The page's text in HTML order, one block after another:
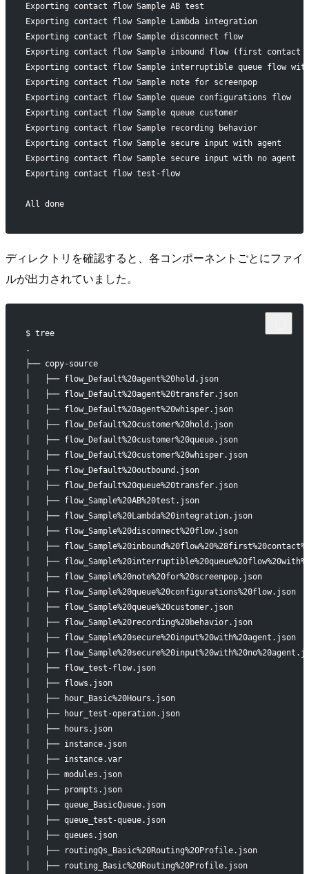
Exporting contact flow Sample AB test
Exporting contact flow Sample Lambda integration
Exporting contact flow Sample disconnect flow
Exporting contact flow Sample inbound flow (first contact
Exporting contact flow Sample interruptible queue flow
Exporting contact flow Sample note for screenpop
Exporting contact flow Sample queue configurations flow
Exporting contact flow Sample queue customer
Exporting contact flow Sample recording behavior
Exporting contact flow Sample secure input with agent
Exporting contact flow Sample secure input with no agent
Exporting contact flow test-flow
All done
ディレクトリを確認すると、各コンポーネントごとにファイ
ルが出力されていました。
$ tree
.
├── copy-source
│   ├── flow_Default%20agent%20hold.json
│   ├── flow_Default%20agent%20transfer.json
│   ├── flow_Default%20agent%20whisper.json
│   ├── flow_Default%20customer%20hold.json
│   ├── flow_Default%20customer%20queue.json
│   ├── flow_Default%20customer%20whisper.json
│   ├── flow_Default%20outbound.json
│   ├── flow_Default%20queue%20transfer.json
│   ├── flow_Sample%20AB%20test.json
│   ├── flow_Sample%20Lambda%20integration.json
│   ├── flow_Sample%20disconnect%20flow.json
│   ├──
│   ├──
│   ├── flow_Sample%20note%20for%20screenpop.json
│   ├── flow_Sample%20queue%20configurations%20flow.json
│   ├── flow_Sample%20queue%20customer.json
│   ├── flow_Sample%20recording%20behavior.json
│   ├── flow_Sample%20secure%20input%20with%20agent.json
│   ├──
│   ├── flow_test-flow.json
│   ├── flows.json
│   ├── hour_Basic%20Hours.json
│   ├── hour_test-operation.json
│   ├── hours.json
│   ├── instance.json
│   ├── instance.var
│   ├── modules.json
│   ├── prompts.json
│   ├── queue_BasicQueue.json
│   ├── queue_test-queue.json
│   ├── queues.json
│   ├── routingQs_Basic%20Routing%20Profile.json
│   ├── routing_Basic%20Routing%20Profile.json